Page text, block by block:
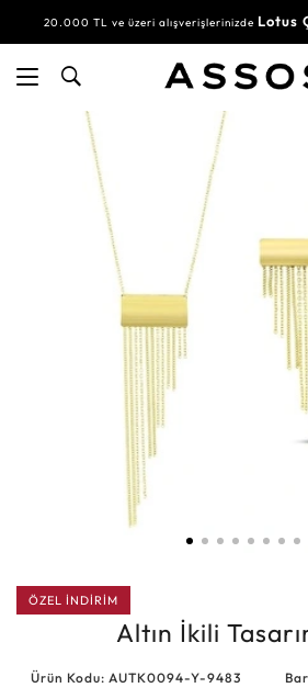
20.000 TL ve üzeri alışverişlerinizde Lotus
ÖZEL İNDİRİM
Altın İkili
Ürün Kodu: AUTK0094-Y-9483